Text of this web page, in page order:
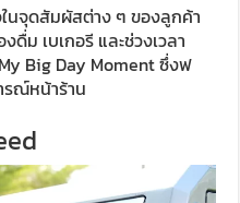
นจุดสัมผัสต่าง ๆ ของลูกค้า
ดื่ม เบเกอรี และช่วงเวลา
Big Day Moment ซึ่งฟ
รณ์หน้าร้าน